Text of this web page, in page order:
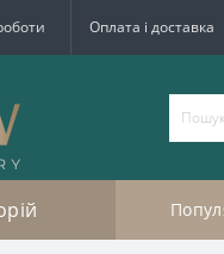
Оплата і доставка